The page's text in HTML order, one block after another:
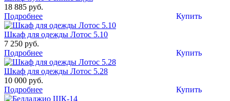
18 885 руб.
Купить
Подробнее
Шкаф для одежды Лотос 5.10
7 250 руб.
Купить
Подробнее
Шкаф для одежды Лотос 5.28
10 000 руб.
Купить
Подробнее